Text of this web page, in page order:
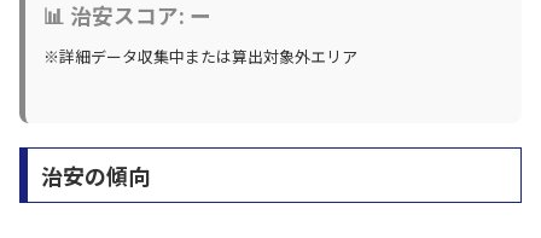
📊 治安スコア: ー
※詳細データ収集中または算出対象外エリア
治安の傾向